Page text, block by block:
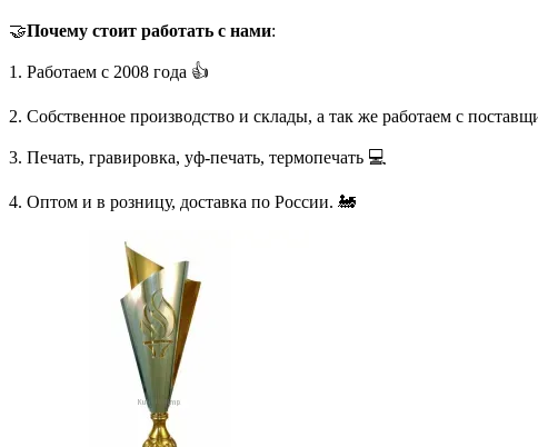
🤝Почему стоит работать с нами:
1. Работаем с 2008 года 👍
2. Собственное производство и склады, а так же работаем с
3. Печать, гравировка, уф-печать, термопечать 💻
4. Оптом и в розницу, доставка по России. 🚂